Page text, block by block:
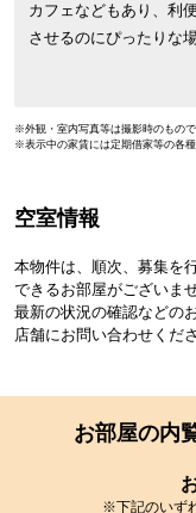
カフェなどもあり、利
させるのにぴったりな場
※外観・室内写真等は撮影時のもの
※表示中の家賃には定期借家等の各
空室情報
本物件は、順次、募集を
できるお部屋がございませ
最新の状況の確認などの
店舗にお問い合わせくださ
お部屋の内
※下記のいず